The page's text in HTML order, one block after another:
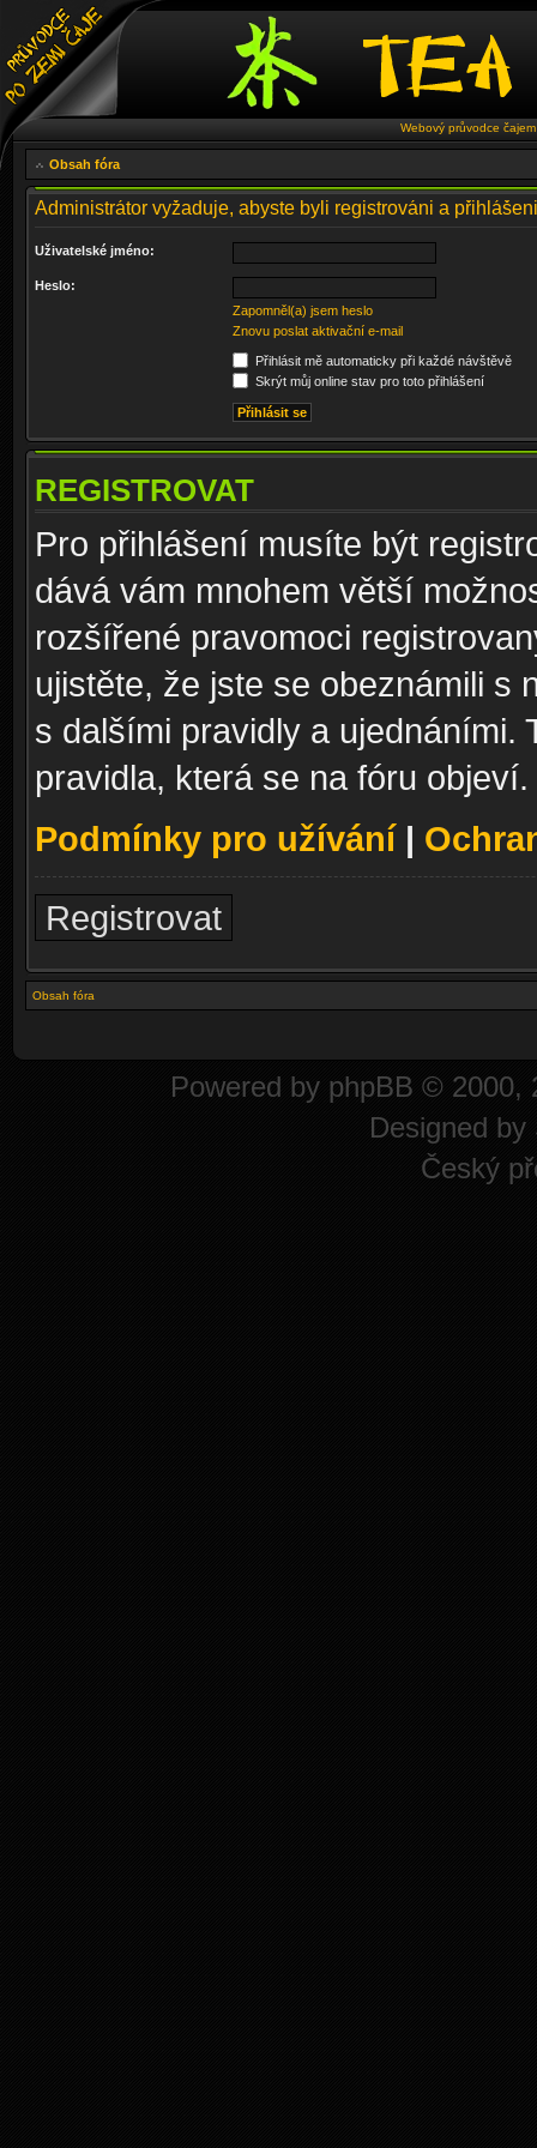
Webový průvodce
Obsah fóra
Administrátor vyžaduje, abyste byli registrováni a
Uživatelské jméno:
Heslo:
Zapomněl(a) jsem heslo
Znovu poslat aktivační e-mail
Přihlásit mě automaticky při každé návštěvě
Skrýt můj online stav pro toto přihlášení
REGISTROVAT
Pro přihlášení musíte být
dává vám mnohem větší
rozšířené pravomoci
ujistěte, že jste se obeznámili s
s dalšími pravidly a ujednáními.
pravidla, která se na fóru objeví.
Podmínky pro užívání|
Registrovat
Obsah fóra
Powered by phpBB © 2000,
Designed by
Český